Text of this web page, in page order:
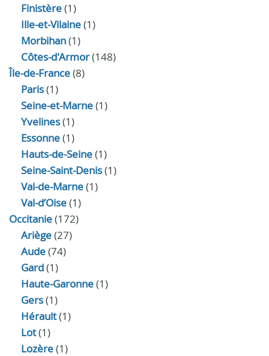
Finistère(1)
Ille-et-Vilaine(1)
Morbihan(1)
Côtes-d'Armor(148)
Île-de-France(8)
Paris(1)
Seine-et-Marne(1)
Yvelines(1)
Essonne(1)
Hauts-de-Seine(1)
Seine-Saint-Denis(1)
Val-de-Marne(1)
Val-d’Oise(1)
Occitanie(172)
Ariège(27)
Aude(74)
Gard(1)
Haute-Garonne(1)
Gers(1)
Hérault(1)
Lot(1)
Lozère(1)